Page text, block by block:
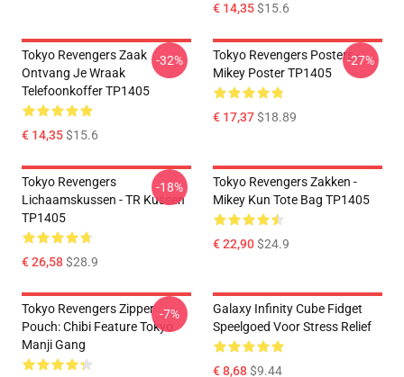
€ 14,35$15.6
Tokyo Revengers Zaak
Ontvang Je Wraak
Telefoonkoffer TP1405
€ 14,35$15.6
-32%
Tokyo Revengers Posters -
Mikey Poster TP1405
€ 17,37$18.89
-27%
Tokyo Revengers
Lichaamskussen - TR Kussen
TP1405
€ 26,58$28.9
-18%
Tokyo Revengers Zakken -
Mikey Kun Tote Bag TP1405
€ 22,90$24.9
Tokyo Revengers Zipper
Pouch: Chibi Feature Tokyo
Manji Gang
-7%
Galaxy Infinity Cube Fidget
Speelgoed Voor Stress Relief
€ 8,68$9.44